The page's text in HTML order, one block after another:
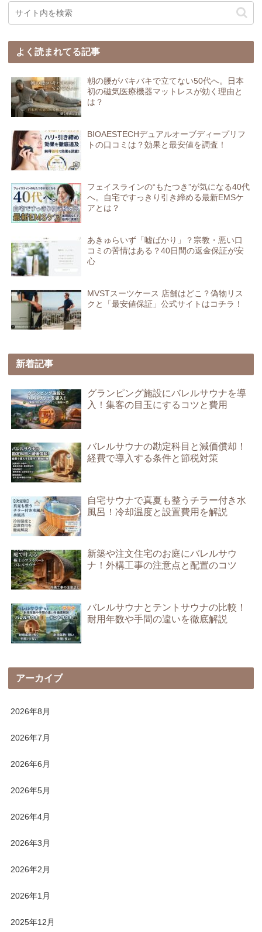
よく読まれてる記事
朝の腰がバキバキで立てない50代へ。日本
初の磁気医療機器マットレスが効く理由と
は？
BIOAESTECHデュアルオーブディープリフ
トの口コミは？効果と最安値を調査！
フェイスラインの“もたつき”が気になる40代
へ。自宅ですっきり引き締める最新EMSケ
アとは？
あきゅらいず「嘘ばかり」？宗教・悪い口
コミの苦情はある？40日間の返金保証が安
心
MVSTスーツケース 店舗はどこ？偽物リス
クと「最安値保証」公式サイトはコチラ！
新着記事
グランピング施設にバレルサウナを導
入！集客の目玉にするコツと費用
バレルサウナの勘定科目と減価償却！
経費で導入する条件と節税対策
自宅サウナで真夏も整うチラー付き水
風呂！冷却温度と設置費用を解説
新築や注文住宅のお庭にバレルサウ
ナ！外構工事の注意点と配置のコツ
バレルサウナとテントサウナの比較！
耐用年数や手間の違いを徹底解説
アーカイブ
2026年8月
2026年7月
2026年6月
2026年5月
2026年4月
2026年3月
2026年2月
2026年1月
2025年12月